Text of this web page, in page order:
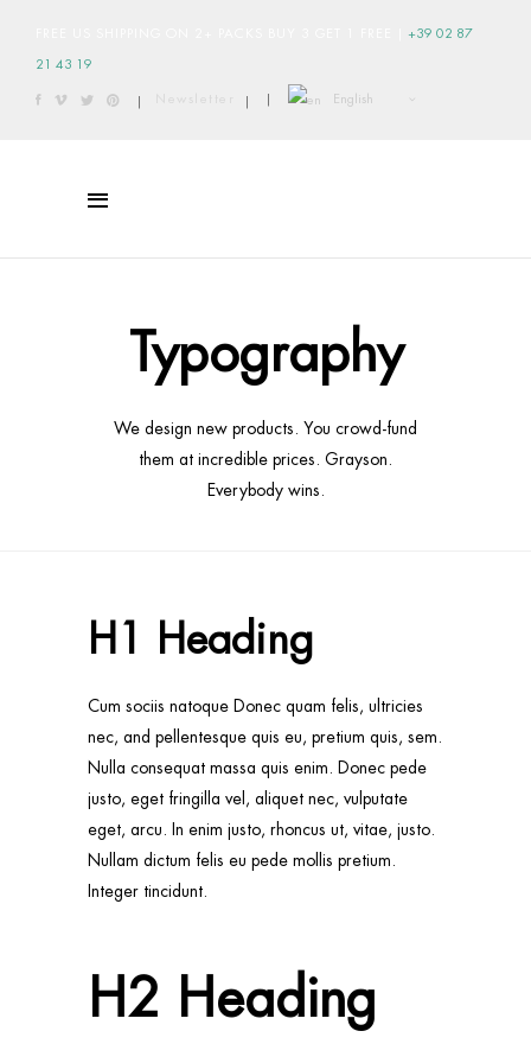
+39 02 87
21 43 19
| | | English
Typography
We design new products. You crowd-fund
them at incredible prices. Grayson.
Everybody wins.
H1 Heading
Cum sociis natoque Donec quam felis, ultricies
nec, and pellentesque quis eu, pretium quis, sem.
Nulla consequat massa quis enim. Donec pede
justo, eget fringilla vel, aliquet nec, vulputate
eget, arcu. In enim justo, rhoncus ut, vitae, justo.
Nullam dictum felis eu pede mollis pretium.
Integer tincidunt.
H2 Heading